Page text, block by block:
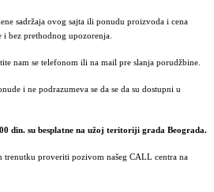
sadržaja ovog sajta ili ponudu proizvoda i cena
bez prethodnog upozorenja.
nam se telefonom ili na mail pre slanja porudžbine.
i ne podrazumeva se da se da su dostupni u
din. su besplatne na užoj teritoriji grada Beograda.
trenutku proveriti pozivom našeg CALL centra na